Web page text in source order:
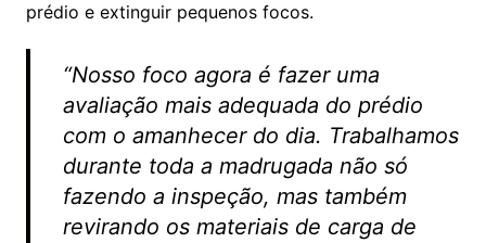
prédio e extinguir pequenos focos.
“Nosso foco agora é fazer uma
avaliação mais adequada do prédio
com o amanhecer do dia. Trabalhamos
durante toda a madrugada não só
fazendo a inspeção, mas também
revirando os materiais de carga de